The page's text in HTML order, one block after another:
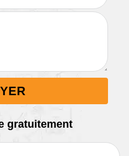
gratuitement